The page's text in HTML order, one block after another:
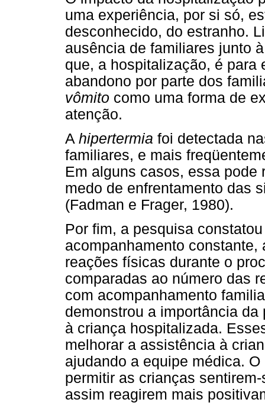
uma experiência, por si só,
desconhecido, do estranho.
ausência de familiares junto
que, a hospitalização, é para
abandono por parte dos
vômito como uma forma de
atenção.
A hipertermia foi detectada
familiares, e mais
Em alguns casos, essa pode
medo de enfrentamento das
(Fadman e Frager, 1980).
Por fim, a pesquisa
acompanhamento
reações físicas durante o
comparadas ao número das
com acompanhamento
demonstrou a importância
à criança hospitalizada.
melhorar a assistência à
ajudando a equipe médica.
permitir as crianças
assim reagirem mais